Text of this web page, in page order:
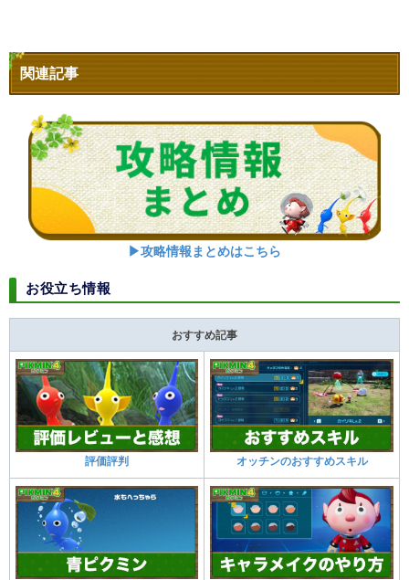
関連記事
▶攻略情報まとめはこちら
お役立ち情報
おすすめ記事
評価評判 オッチンのおすすめスキル